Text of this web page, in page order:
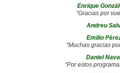
Enrique
“Gracias por
Andreu
Emilio
“Muchas gracias
Daniel
“Por estos